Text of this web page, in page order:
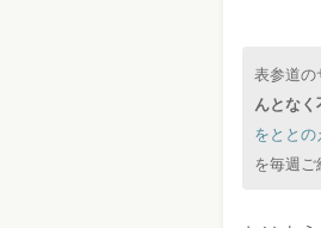
表参道の
んとなく
をととの
を毎週ご